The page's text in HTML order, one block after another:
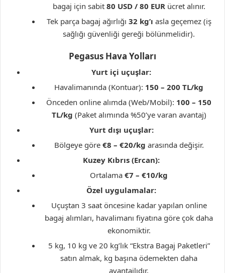
bagaj için sabit 80 USD / 80 EUR ücret alınır.
Tek parça bagaj ağırlığı 32 kg’ı asla geçemez (iş
sağlığı güvenliği gereği bölünmelidir).
Pegasus Hava Yolları
Yurt içi uçuşlar:
Havalimanında (Kontuar): 150 – 200 TL/kg
Önceden online alımda (Web/Mobil): 100 – 150
TL/kg (Paket alımında %50’ye varan avantaj)
Yurt dışı uçuşlar:
Bölgeye göre €8 – €20/kg arasında değişir.
Kuzey Kıbrıs (Ercan):
Ortalama €7 – €10/kg
Özel uygulamalar:
Uçuştan 3 saat öncesine kadar yapılan online
bagaj alımları, havalimanı fiyatına göre çok daha
ekonomiktir.
5 kg, 10 kg ve 20 kg’lık “Ekstra Bagaj Paketleri”
satın almak, kg başına ödemekten daha
avantajlıdır.